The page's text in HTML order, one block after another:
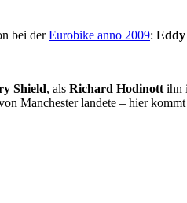
bei derEurobike anno 2009: Eddy
Shield, als Richard Hodinott ihn
Manchester landete – hier